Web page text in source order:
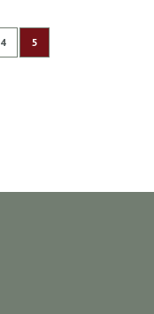
Pagina
4 Attualmente stai
5